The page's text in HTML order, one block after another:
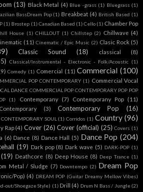
(13) Black Metal (4) Blue -grass (1) Bluegrass (1)
BassDream Pop (1) Breakbeat (4) British Based (1)
(1) Brostep (1) Canadian Based (1) Cello (1) Chamber Pop
House (1) CHILLOUT (1) Chillstep (2) Chillwave (4)
(11) Cinematic / Epic Music (2) Clasic Rock (5)
Classic Sound (18) classical (8)
Classical/Instrumental - Electronic - Folk/Acoustic (1)
Comedy (1) Comercial (11) Commercial (100)
POP CONTEMPORARY (1) Commercial Vocal
DANCE COMMERCIAL POP CONTEMPORARY POP POP
(1) Contemporany (7) Contemporany Pop (11)
Contemporary (3) Contemporary Pop
(16)
CONTEMPORARY SOUL (1) Corridos (1) Country (96)
Rap (4) Cover (26) Cover (official) (25) Covers (1)
(6) Dance (8) Dance Hall (5) Dance Pop (204)
(19) Dark pop (8) Dark wave (5) DARK-POP (1)
(19) Deathcore (8) Deep House (8) Deep Trance (1)
Metal / Sludge (7) Downtempo (2) Dream Pop
Pop) (4) DREAM POP (Guitar Dreamy Mellow Vibes)
out/Shoegaze Style) (1) Drill (4) Drum N Bass / Jungle (2)